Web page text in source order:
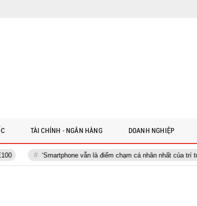
‘Smartphone vẫn là điểm chạm cá nhân nhất của trí tuệ nhân tạo’
TÀI CHÍNH - NGÂN HÀNG DOANH NGHIỆP